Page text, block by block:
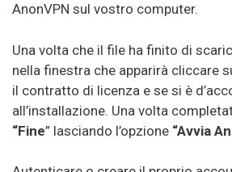
AnonVPN sul vostro computer.
Una volta che il file ha finito di
nella finestra che apparirà cliccare
il contratto di licenza e se si è
all’installazione. Una volta
“Fine” lasciando l’opzione “Avvia